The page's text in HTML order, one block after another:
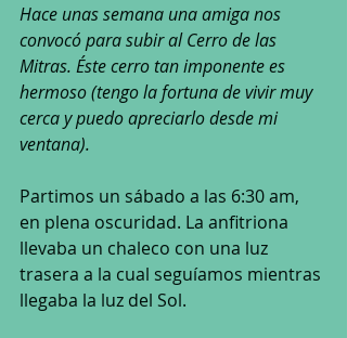
Hace unas semana una amiga nos
convocó para subir al Cerro de las
Mitras. Éste cerro tan imponente es
hermoso (tengo la fortuna de vivir muy
cerca y puedo apreciarlo desde mi
ventana).
Partimos un sábado a las 6:30 am,
en plena oscuridad. La anfitriona
llevaba un chaleco con una luz
trasera a la cual seguíamos mientras
llegaba la luz del Sol.